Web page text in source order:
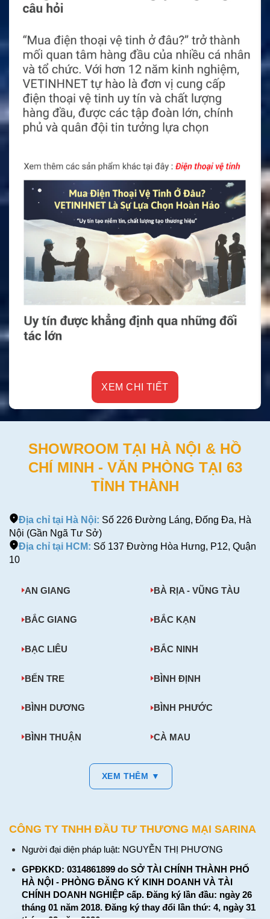
XEM CHI TIẾT
SHOWROOM TẠI HÀ NỘI & HỒ
CHÍ MINH - VĂN PHÒNG TẠI 63
TỈNH THÀNH
Địa chỉ tại Hà Nội: Số 226 Đường Láng, Đống Đa, Hà
Nội (Gần Ngã Tư Sở)
Địa chỉ tại HCM: Số 137 Đường Hòa Hưng, P12, Quận
10
AN GIANG BÀ RỊA - VŨNG TÀU
BẮC GIANG BẮC KẠN
BẠC LIÊU BẮC NINH
BẾN TRE BÌNH ĐỊNH
BÌNH DƯƠNG BÌNH PHƯỚC
BÌNH THUẬN CÀ MAU
XEM THÊM ▼
CÔNG TY TNHH ĐẦU TƯ THƯƠNG MẠI SARINA
Người đại diện pháp luật: NGUYỄN THỊ PHƯƠNG
GPĐKKD: 0314861899 do SỞ TÀI CHÍNH THÀNH PHỐ
HÀ NỘI - PHÒNG ĐĂNG KÝ KINH DOANH VÀ TÀI
CHÍNH DOANH NGHIỆP cấp. Đăng ký lần đầu: ngày 26
tháng 01 năm 2018. Đăng ký thay đổi lần thứ: 4, ngày 31